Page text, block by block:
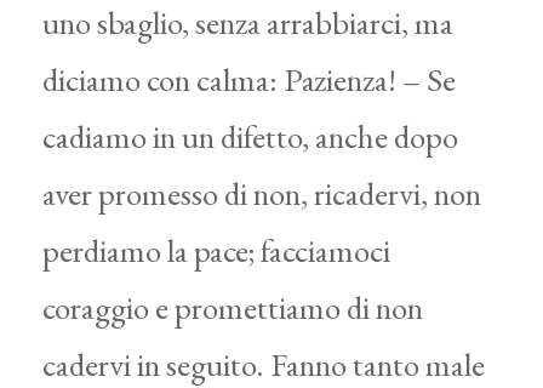
uno sbaglio, senza arrabbiarci, ma
diciamo con calma: Pazienza! – Se
cadiamo in un difetto, anche dopo
aver promesso di non, ricadervi, non
perdiamo la pace; facciamoci
coraggio e promettiamo di non
cadervi in seguito. Fanno tanto male